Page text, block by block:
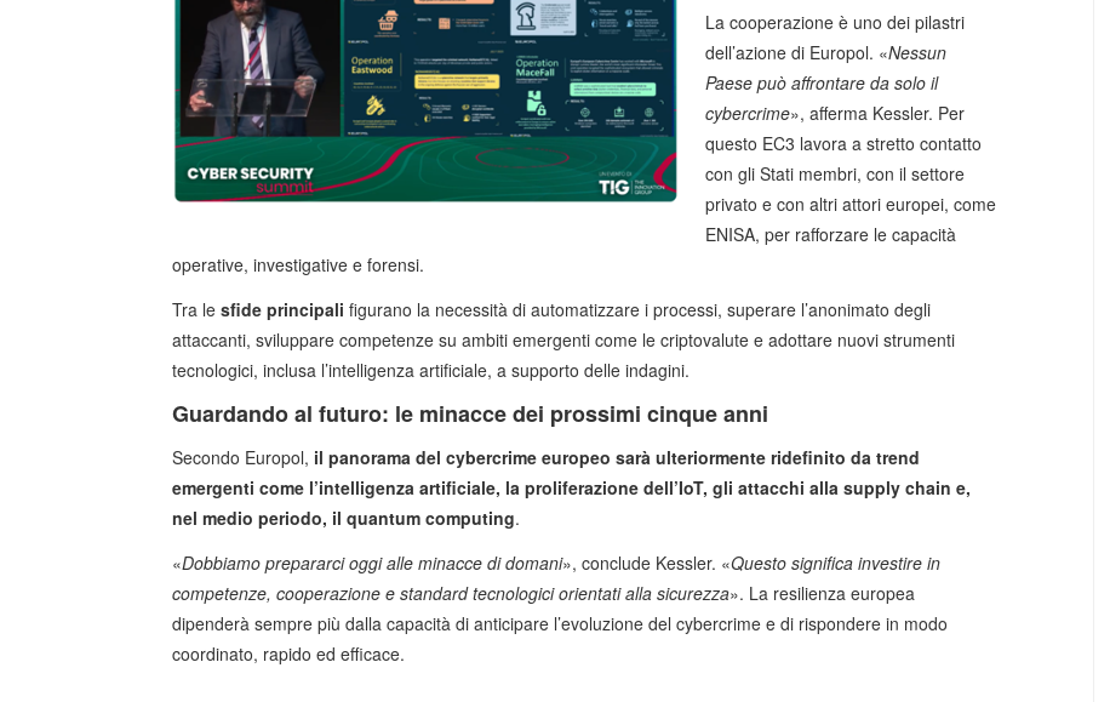
La cooperazione è uno dei pilastri
dell’azione di Europol. «Nessun
Paese può affrontare da solo il
cybercrime», afferma Kessler. Per
questo EC3 lavora a stretto contatto
con gli Stati membri, con il settore
privato e con altri attori europei, come
ENISA, per rafforzare le capacità
operative, investigative e forensi.
Tra le sfide principali figurano la necessità di automatizzare i processi, superare l’anonimato degli
attaccanti, sviluppare competenze su ambiti emergenti come le criptovalute e adottare nuovi strumenti
tecnologici, inclusa l’intelligenza artificiale, a supporto delle indagini.
Guardando al futuro: le minacce dei prossimi cinque anni
Secondo Europol, il panorama del cybercrime europeo sarà ulteriormente ridefinito da trend
emergenti come l’intelligenza artificiale, la proliferazione dell’IoT, gli attacchi alla supply chain e,
nel medio periodo, il quantum computing.
«Dobbiamo prepararci oggi alle minacce di domani», conclude Kessler. «Questo significa investire in
competenze, cooperazione e standard tecnologici orientati alla sicurezza». La resilienza europea
dipenderà sempre più dalla capacità di anticipare l’evoluzione del cybercrime e di rispondere in modo
coordinato, rapido ed efficace.